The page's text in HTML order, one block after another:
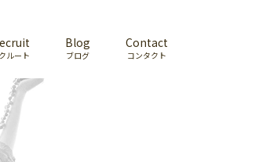
ルート
Blog
ブログ
Contact
コンタクト